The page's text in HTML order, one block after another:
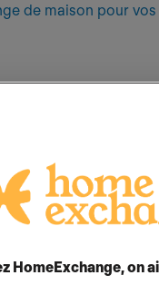
de maison pour
qui vous sera
Saisissez
HomeExchange, on